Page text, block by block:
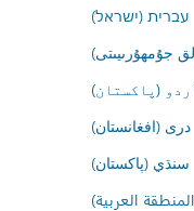
עברית (ישראל)
جۇمھۇرىيىتى)
(پاکستان)
درى (افغانستان)
سنڌي (پاکستان)
العربية)